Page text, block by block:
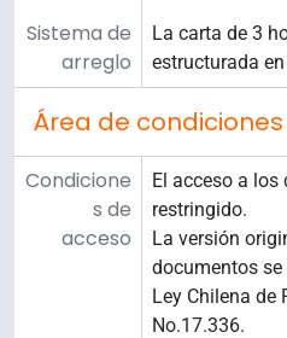
Sistema de
arreglo
La carta de 3
estructurada
Área de
Condicione
s de
acceso
El acceso a
restringido.
La versión
documentos
Ley Chilena de
No.17.336.